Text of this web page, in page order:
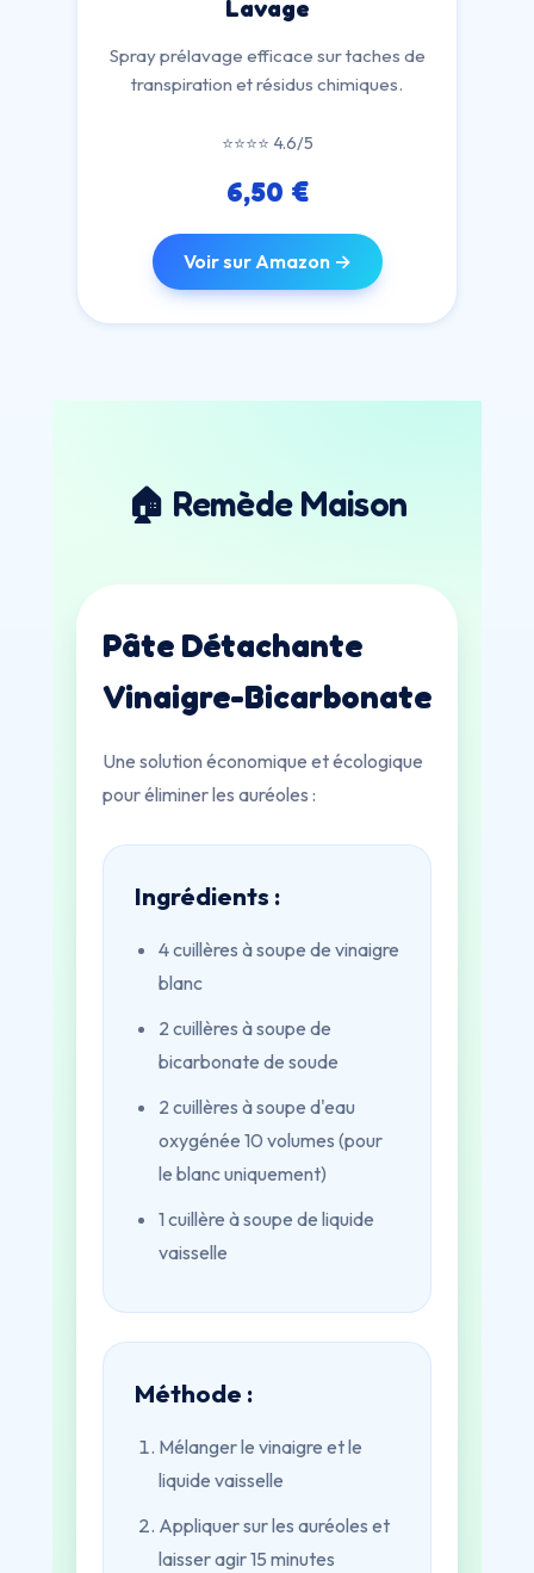
Lavage
Spray prélavage efficace sur taches de
transpiration et résidus chimiques.
⭐⭐⭐⭐ 4.6/5
6,50 €
Voir sur Amazon →
🏠 Remède Maison
Pâte Détachante
Vinaigre-Bicarbonate
Une solution économique et écologique
pour éliminer les auréoles :
Ingrédients :
4 cuillères à soupe de vinaigre
blanc
2 cuillères à soupe de
bicarbonate de soude
2 cuillères à soupe d'eau
oxygénée 10 volumes (pour
le blanc uniquement)
1 cuillère à soupe de liquide
vaisselle
Méthode :
Mélanger le vinaigre et le
liquide vaisselle
Appliquer sur les auréoles et
laisser agir 15 minutes